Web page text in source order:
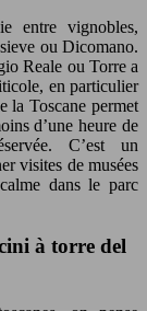
entre vignobles,
ou Dicomano.
Reale ou Torre a
en particulier
la Toscane permet
d’une heure de
C’est un
visites de musées
dans le parc
à torre del